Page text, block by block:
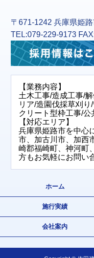
〒671-1242 兵庫県姫
TEL:079-229-9173
【業務内容】
土木工事/造成工事/
リア/造園伐採草刈
クリート型枠工事/
【対応エリア】
兵庫県姫路市を中心
市、加古川市、加西
崎郡福崎町、神河
方もお気軽にお問い
ホーム
施行実績
会社案内